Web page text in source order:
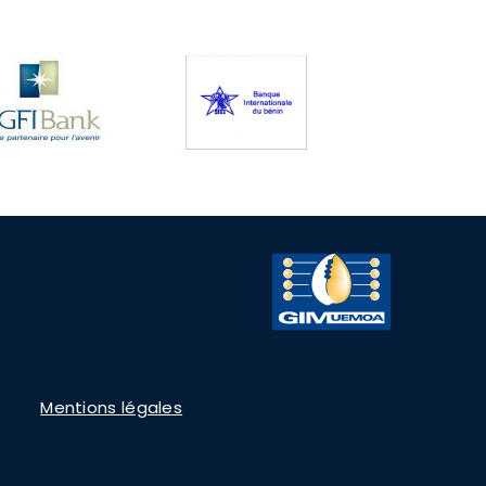
Mentions légales